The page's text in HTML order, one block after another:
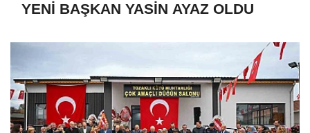
YENİ BAŞKAN YASİN AYAZ OLDU